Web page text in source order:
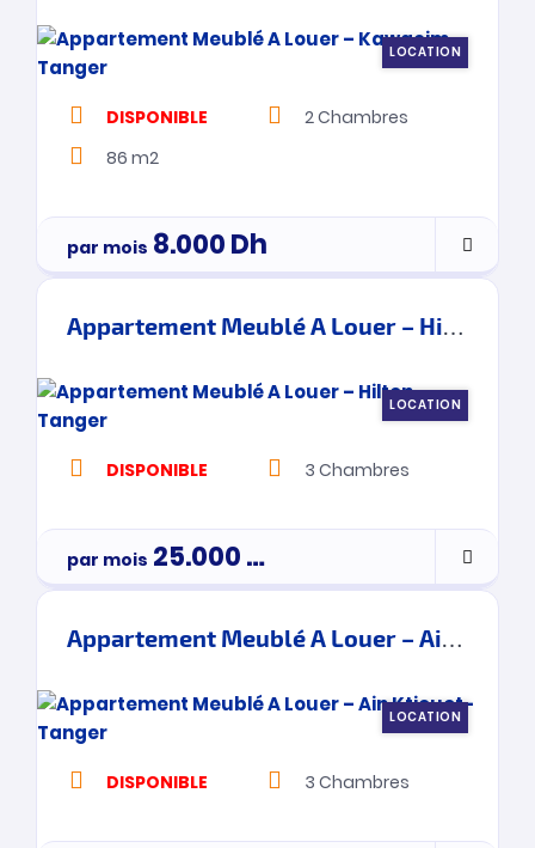
LOCATION
DISPONIBLE 2Chambres
86 m2
par mois 8.000Dh
Appartement Meublé A Louer – Hilton – Tanger
LOCATION
DISPONIBLE 3 Chambres
par mois 25.000Dh
Appartement Meublé A Louer – Ain Ktiouet- Tanger
LOCATION
DISPONIBLE 3 Chambres